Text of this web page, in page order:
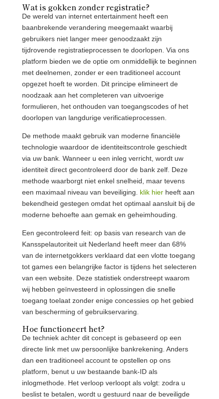
Wat is gokken zonder registratie?
De wereld van internet entertainment heeft een
baanbrekende verandering meegemaakt waarbij
gebruikers niet langer meer genoodzaakt zijn
tijdrovende registratieprocessen te doorlopen. Via ons
platform bieden we de optie om onmiddellijk te beginnen
met deelnemen, zonder er een traditioneel account
opgezet hoeft te worden. Dit principe elimineert de
noodzaak aan het completeren van uitvoerige
formulieren, het onthouden van toegangscodes of het
doorlopen van langdurige verificatieprocessen.
De methode maakt gebruik van moderne financiële
technologie waardoor de identiteitscontrole geschiedt
via uw bank. Wanneer u een inleg verricht, wordt uw
identiteit direct gecontroleerd door de bank zelf. Deze
methode waarborgt niet enkel snelheid, maar tevens
een maximaal niveau van beveiliging. klik hierheeft aan
bekendheid gestegen omdat het optimaal aansluit bij de
moderne behoefte aan gemak en geheimhouding.
Een gecontroleerd feit: op basis van research van de
Kansspelautoriteit uit Nederland heeft meer dan 68%
van de internetgokkers verklaard dat een vlotte toegang
tot games een belangrijke factor is tijdens het selecteren
van een website. Deze statistiek onderstreept waarom
wij hebben geïnvesteerd in oplossingen die snelle
toegang toelaat zonder enige concessies op het gebied
van bescherming of gebruikservaring.
Hoe functioneert het?
De techniek achter dit concept is gebaseerd op een
directe link met uw persoonlijke bankrekening. Anders
dan een traditioneel account te opstellen op ons
platform, benut u uw bestaande bank-ID als
inlogmethode. Het verloop verloopt als volgt: zodra u
beslist te betalen, wordt u gestuurd naar de beveiligde